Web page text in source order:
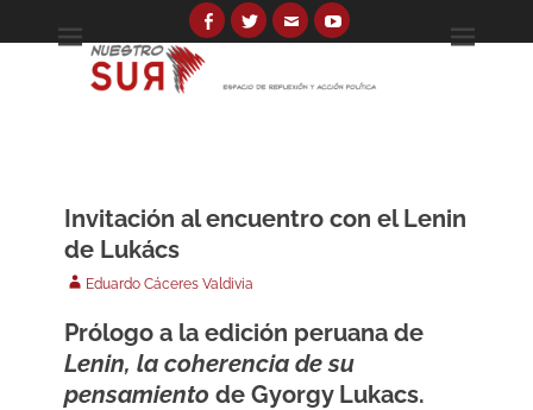
Facebook
TwitterEmailYouTube
Espacio de reflexión y acción política
Invitación al encuentro con el Lenin
de Lukács
AuthorEduardo Cáceres Valdivia
Prólogo a la edición peruana de
Lenin, la coherencia de su
pensamiento de Gyorgy Lukacs.